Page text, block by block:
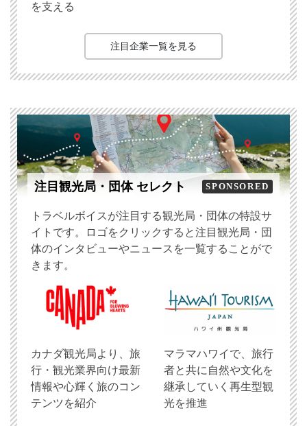
を支える
注目企業一覧を見る
注目観光局・団体 セレクト SPONSORED
トラベルボイスが注目する観光局・団体の特設サ
イトです。ロゴをクリックすると注目観光局・団
体のインタビューやニュースを一覧することがで
きます。
​カナダ観光局より、旅
行・観光業界向け最新
情報や心輝く旅のコン
テンツを紹介
マラマハワイで、旅行
者と共に自然や文化を
継承していく再生型観
光を推進